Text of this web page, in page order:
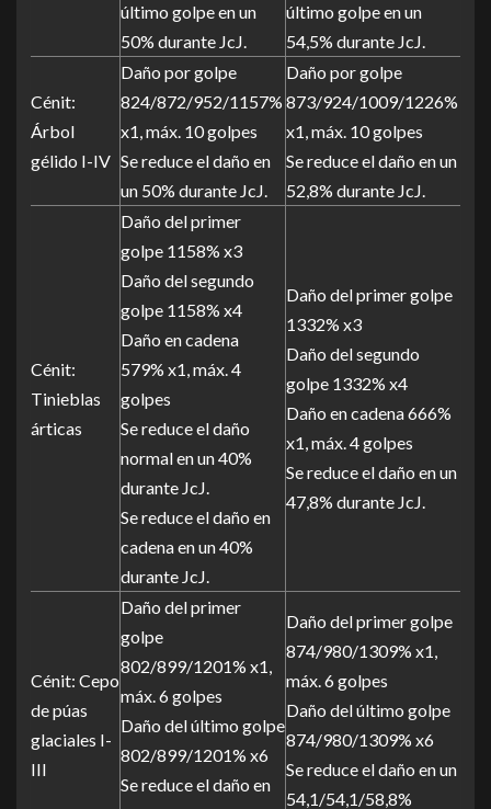
último golpe en un
50% durante JcJ.
último golpe en un
54,5% durante JcJ.
Cénit:
Árbol
gélido I-IV
Daño por golpe
824/872/952/1157%
x1, máx. 10 golpes
Se reduce el daño en
un 50% durante JcJ.
Daño por golpe
873/924/1009/1226%
x1, máx. 10 golpes
Se reduce el daño en un
52,8% durante JcJ.
Cénit:
Tinieblas
árticas
Daño del primer
golpe 1158% x3
Daño del segundo
golpe 1158% x4
Daño en cadena
579% x1, máx. 4
golpes
Se reduce el daño
normal en un 40%
durante JcJ.
Se reduce el daño en
cadena en un 40%
durante JcJ.
Daño del primer golpe
1332% x3
Daño del segundo
golpe 1332% x4
Daño en cadena 666%
x1, máx. 4 golpes
Se reduce el daño en un
47,8% durante JcJ.
Cénit: Cepo
de púas
glaciales I-
III
Daño del primer
golpe
802/899/1201% x1,
máx. 6 golpes
Daño del último golpe
802/899/1201% x6
Se reduce el daño en
Daño del primer golpe
874/980/1309% x1,
máx. 6 golpes
Daño del último golpe
874/980/1309% x6
Se reduce el daño en un
54,1/54,1/58,8%